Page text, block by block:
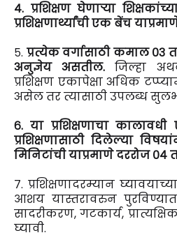
४. प्रशिक्षण घेणाऱ्या
प्रशिक्षणार्थ्यांची एक बेंच
५. प्रत्येक वर्गासाठी कमाल ०३
अनुज्ञेय असतील.जिल्हा
प्रशिक्षण एकापेक्षा अधिक
असेल तर त्यासाठी उपलब्ध
६. या प्रशिक्षणाचा
प्रशिक्षणासाठी दिलेल्या
मिनिटांची याप्रमाणे दररोज ०४
७. प्रशिक्षणादरम्यान
आशय यास्तरावरुन
सादरीकरण, गटकार्य,
घ्यावी.